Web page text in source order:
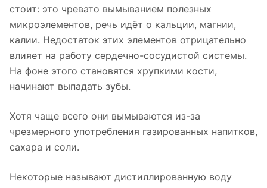
стоит: это чревато вымыванием полезных
микроэлементов, речь идёт о кальции, магнии,
калии. Недостаток этих элементов отрицательно
влияет на работу сердечно-сосудистой системы.
На фоне этого становятся хрупкими кости,
начинают выпадать зубы.
Хотя чаще всего они вымываются из-за
чрезмерного употребления газированных напитков,
сахара и соли.
Некоторые называют дистиллированную воду